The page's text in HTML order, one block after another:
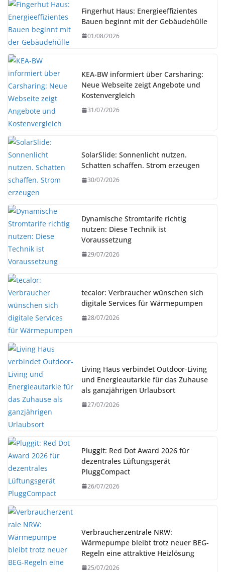
Fingerhut Haus: Energieeffizientes
Bauen beginnt mit der Gebäudehülle
01/08/2026
KEA-BW informiert über Carsharing:
Neue Webseite zeigt Angebote und
Kostenvergleich
31/07/2026
SolarSlide: Sonnenlicht nutzen.
Schatten schaffen. Strom erzeugen
30/07/2026
Dynamische Stromtarife richtig
nutzen: Diese Technik ist
Voraussetzung
29/07/2026
tecalor: Verbraucher wünschen sich
digitale Services für Wärmepumpen
28/07/2026
Living Haus verbindet Outdoor-Living
und Energieautarkie für das Zuhause
als ganzjährigen Urlaubsort
27/07/2026
Pluggit: Red Dot Award 2026 für
dezentrales Lüftungsgerät
PluggCompact
26/07/2026
Verbraucherzentrale NRW:
Wärmepumpe bleibt trotz neuer BEG-
Regeln eine attraktive Heizlösung
25/07/2026